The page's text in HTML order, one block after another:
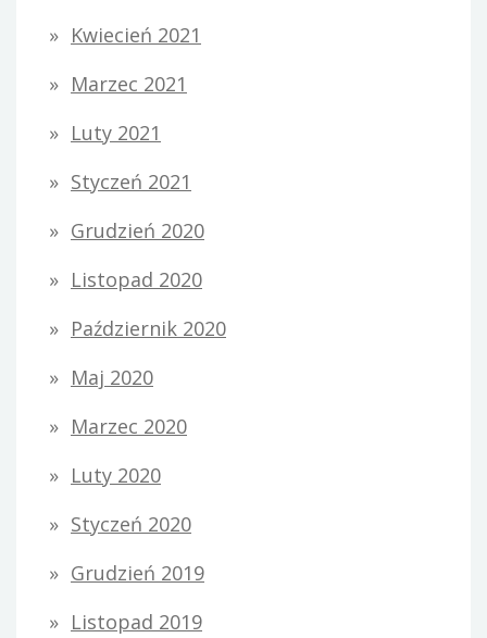
Kwiecień 2021
Marzec 2021
Luty 2021
Styczeń 2021
Grudzień 2020
Listopad 2020
Październik 2020
Maj 2020
Marzec 2020
Luty 2020
Styczeń 2020
Grudzień 2019
Listopad 2019